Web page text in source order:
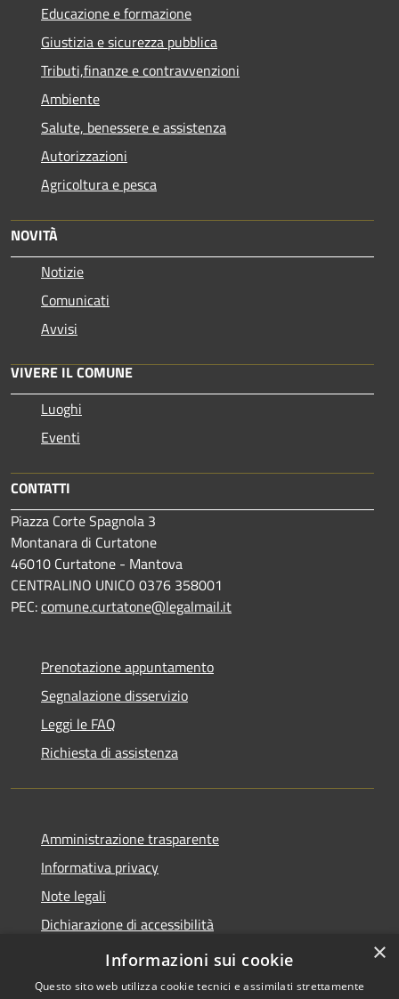
Educazione e formazione
Giustizia e sicurezza pubblica
Tributi,finanze e contravvenzioni
Ambiente
Salute, benessere e assistenza
Autorizzazioni
Agricoltura e pesca
NOVITÀ
Notizie
Comunicati
Avvisi
VIVERE IL COMUNE
Luoghi
Eventi
CONTATTI
Piazza Corte Spagnola 3
Montanara di Curtatone
46010 Curtatone - Mantova
CENTRALINO UNICO 0376 358001
PEC:comune.curtatone@legalmail.it
Prenotazione appuntamento
Segnalazione disservizio
Leggi le FAQ
Richiesta di assistenza
Amministrazione trasparente
Informativa privacy
Note legali
Dichiarazione di accessibilità
Meccanismo di Feedback
×
Informazioni sui cookie
Questo sito web utilizza cookie tecnici e assimilati strettamente